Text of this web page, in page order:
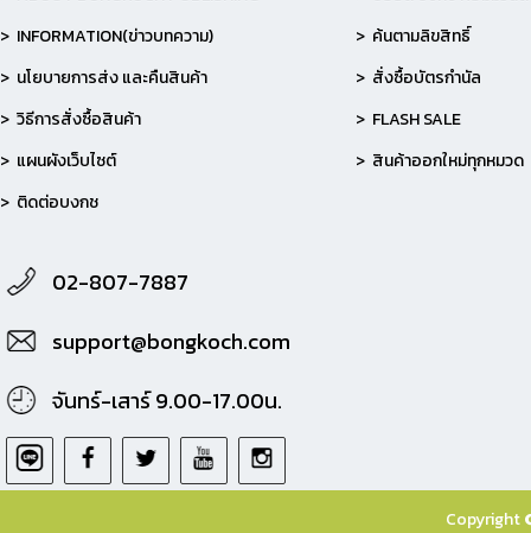
> INFORMATION(ข่าวบทความ)
> นโยบายการส่ง และคืนสินค้า
> วิธีการสั่งซื้อสินค้า
> แผนผังเว็บไซต์
> ติดต่อบงกช
> ค้นตามลิขสิทธิ์
> สั่งซื้อบัตรกำนัล
> FLASH SALE
> สินค้าออกใหม่ทุกหมวด
02-807-7887
support@bongkoch.com
จันทร์-เสาร์ 9.00-17.00น.
Copyright